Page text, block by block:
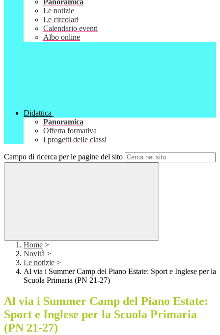
Panoramica
Le notizie
Le circolari
Calendario eventi
Albo online
Didattica
Panoramica
Offerta formativa
I progetti delle classi
Campo di ricerca per le pagine del sito
Home >
Novità >
Le notizie >
Al via i Summer Camp del Piano Estate: Sport e Inglese per la
Scuola Primaria (PN 21-27)
Al via i Summer Camp del Piano Estate:
Sport e Inglese per la Scuola Primaria
(PN 21-27)